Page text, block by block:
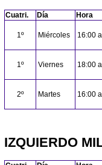
Cuatri. Día Hora
1º Miércoles 16:00
1º Viernes 18:00
2º Martes 16:00
IZQUIERDO